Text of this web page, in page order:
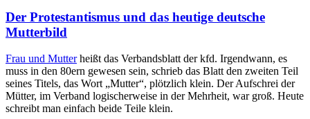
Der Protestantismus und das heutige deutsche
Mutterbild
Frau und Mutterheißt das Verbandsblatt der kfd. Irgendwann, es
muss in den 80ern gewesen sein, schrieb das Blatt den zweiten Teil
seines Titels, das Wort „Mutter“, plötzlich klein. Der Aufschrei der
Mütter, im Verband logischerweise in der Mehrheit, war groß. Heute
schreibt man einfach beide Teile klein.